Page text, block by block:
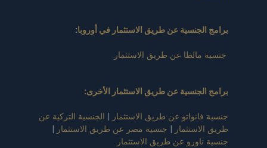
برامج الجنسية عن طريق الاستثمار في أوروبا:
جنسية مالطا عن طريق الاستثمار
برامج الجنسية عن طريق الاستثمار الأخرى:
جنسية فانواتو عن طريق الاستثمار | الجنسية التركية عن
طريق الاستثمار | جنسية مصر عن طريق الاستثمار |
جنسية ناورو عن طريق الاستثمار